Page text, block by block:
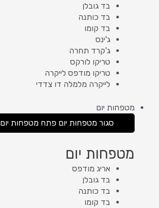
בד גובלן
בד כותנה
בד קומו
ג'ינס
ג'קרד תחרה
טריקו לורקס
טריקו מודפס לייקרה
לייקרה מלמלה דו צדדי
מטפחות יום
סגור מטפחות יום פתח מטפחות יום
מטפחות יום
אריג מודפס
בד גובלן
בד כותנה
בד קומו